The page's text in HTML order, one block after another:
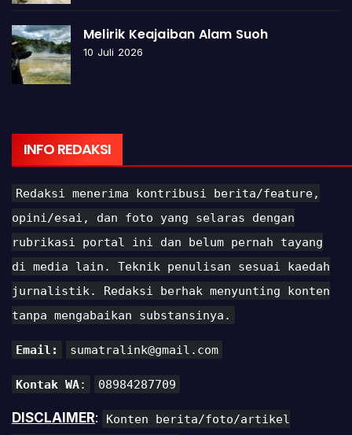
Melirik Keajaiban Alam Suoh
10 Juli 2026
INFO REDAKSI
Redaksi menerima kontribusi berita/feature,
opini/esai, dan foto yang selaras dengan
rubrikasi portal ini dan belum pernah tayang
di media lain. Teknik penulisan sesuai kaedah
jurnalistik. Redaksi berhak menyunting konten
tanpa mengabaikan substansinya.
Email: sumatralink@gmail.com
Kontak WA: 08984287709
DISCLAIMER:
Konten berita/foto/artikel